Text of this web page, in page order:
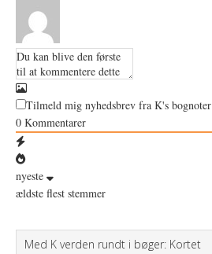
Tilmeld mig nyhedsbrev fra K's bognoter
0 Kommentarer
nyeste
ældste flest stemmer
Med K verden rundt i bøger: Kortet